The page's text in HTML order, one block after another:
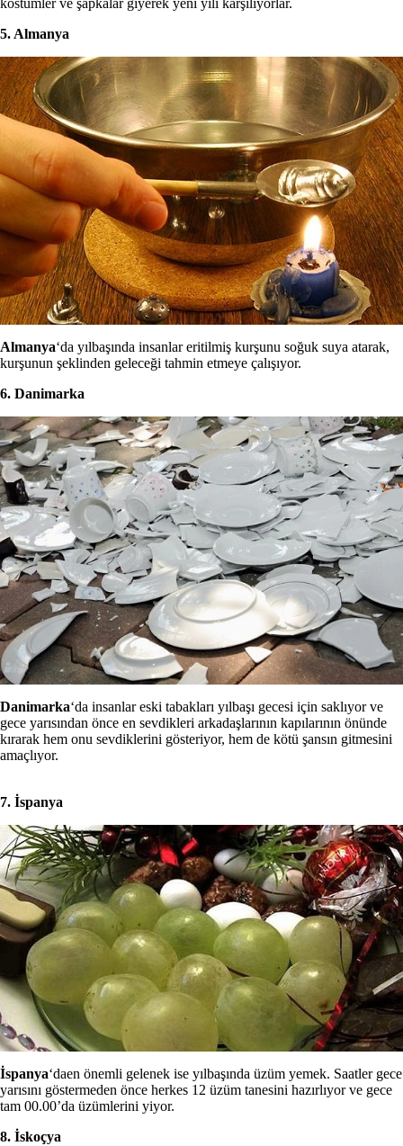
5. Almanya
Almanya‘da yılbaşında insanlar eritilmiş kurşunu soğuk suya atarak,
kurşunun şeklinden geleceği tahmin etmeye çalışıyor.
6. Danimarka
Danimarka‘da insanlar eski tabakları yılbaşı gecesi için saklıyor ve
gece yarısından önce en sevdikleri arkadaşlarının kapılarının önünde
kırarak hem onu sevdiklerini gösteriyor, hem de kötü şansın gitmesini
amaçlıyor.
7. İspanya
İspanya‘daen önemli gelenek ise yılbaşında üzüm yemek. Saatler gece
yarısını göstermeden önce herkes 12 üzüm tanesini hazırlıyor ve gece
tam 00.00’da üzümlerini yiyor.
8. İskoçya